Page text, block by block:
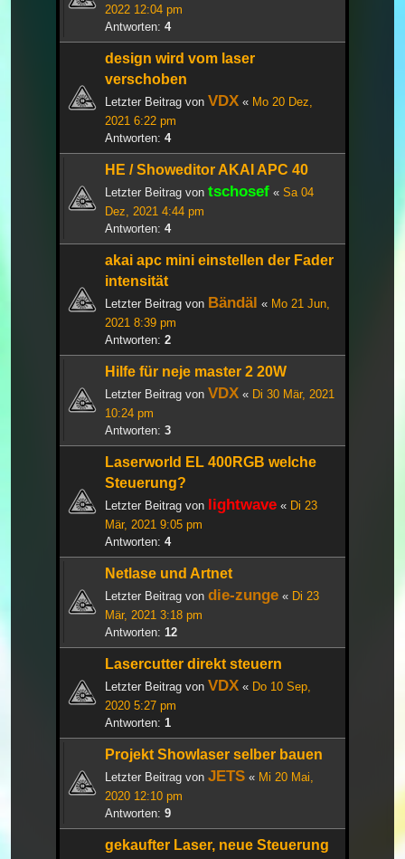
2022 12:04 pm
Antworten: 4
design wird vom laser
verschoben
Letzter Beitrag von VDX « Mo 20 Dez,
2021 6:22 pm
Antworten: 4
HE / Showeditor AKAI APC 40
Letzter Beitrag von tschosef « Sa 04
Dez, 2021 4:44 pm
Antworten: 4
akai apc mini einstellen der Fader
intensität
Letzter Beitrag von Bändäl « Mo 21 Jun,
2021 8:39 pm
Antworten: 2
Hilfe für neje master 2 20W
Letzter Beitrag von VDX « Di 30 Mär, 2021
10:24 pm
Antworten: 3
Laserworld EL 400RGB welche
Steuerung?
Letzter Beitrag von lightwave « Di 23
Mär, 2021 9:05 pm
Antworten: 4
Netlase und Artnet
Letzter Beitrag von die-zunge « Di 23
Mär, 2021 3:18 pm
Antworten: 12
Lasercutter direkt steuern
Letzter Beitrag von VDX « Do 10 Sep,
2020 5:27 pm
Antworten: 1
Projekt Showlaser selber bauen
Letzter Beitrag von JETS « Mi 20 Mai,
2020 12:10 pm
Antworten: 9
gekaufter Laser, neue Steuerung